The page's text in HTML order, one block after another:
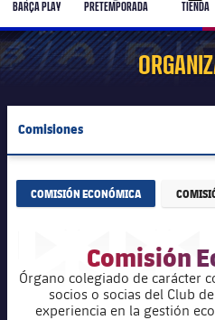
BARÇA PLAY PRETEMPORADA TIENDA
PLUSICON
MÁS
Primer equipo
Femenino
plusicon
más
Calendario
Actualidad
Barça Legends
plusicon
más
Comisiones
Estructura ejecutiva
Organigramas
Órganos
COMISIÓN ECONÓMICA
Comisión
Órgano colegiado de carácter
socios o socias del Club
experiencia en la gestión